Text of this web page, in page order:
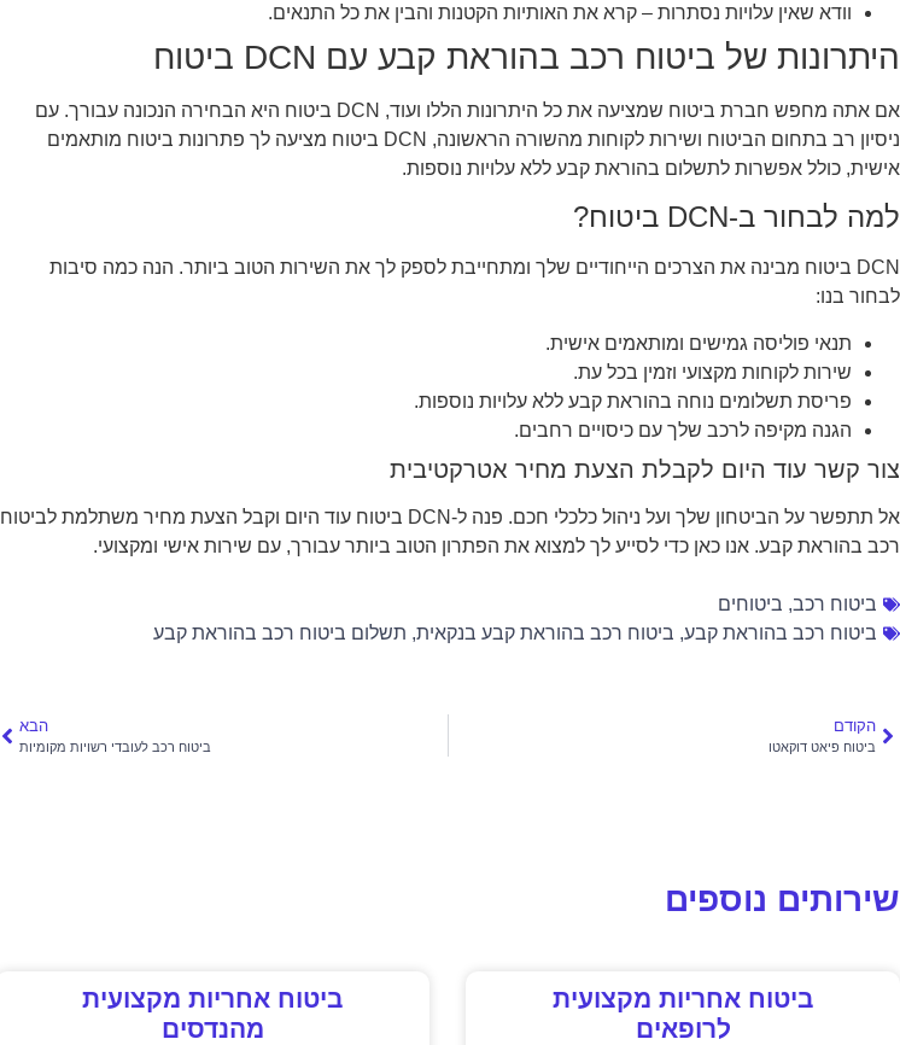
וודא שאין עלויות נסתרות – קרא את האותיות הקטנות והבין את כל התנאים.
היתרונות של ביטוח רכב בהוראת קבע עם DCN ביטוח
אם אתה מחפש חברת ביטוח שמציעה את כל היתרונות הללו ועוד, DCN ביטוח היא הבחירה הנכונה עבורך. עם
ניסיון רב בתחום הביטוח ושירות לקוחות מהשורה הראשונה, DCN ביטוח מציעה לך פתרונות ביטוח מותאמים
אישית, כולל אפשרות לתשלום בהוראת קבע ללא עלויות נוספות.
למה לבחור ב-DCN ביטוח?
DCN ביטוח מבינה את הצרכים הייחודיים שלך ומתחייבת לספק לך את השירות הטוב ביותר. הנה כמה סיבות
לבחור בנו:
תנאי פוליסה גמישים ומותאמים אישית.
שירות לקוחות מקצועי וזמין בכל עת.
פריסת תשלומים נוחה בהוראת קבע ללא עלויות נוספות.
הגנה מקיפה לרכב שלך עם כיסויים רחבים.
צור קשר עוד היום לקבלת הצעת מחיר אטרקטיבית
אל תתפשר על הביטחון שלך ועל ניהול כלכלי חכם. פנה ל-DCN ביטוח עוד היום וקבל הצעת מחיר משתלמת לביטוח
רכב בהוראת קבע. אנו כאן כדי לסייע לך למצוא את הפתרון הטוב ביותר עבורך, עם שירות אישי ומקצועי.
ביטוח רכב, ביטוחים
ביטוח רכב בהוראת קבע, ביטוח רכב בהוראת קבע בנקאית, תשלום ביטוח רכב בהוראת קבע
הקודם
ביטוח פיאט דוקאטו
הבא
ביטוח רכב לעובדי רשויות מקומיות
שירותים נוספים
ביטוח אחריות מקצועית
לרופאים
ביטוח אחריות מקצועית
מהנדסים